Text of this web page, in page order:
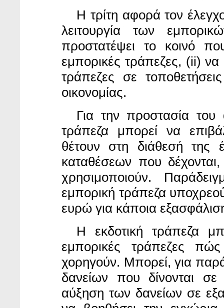
Η τρίτη αφορά τον
λειτουργία των
προστατέψει το κοινό
εμπορικές τράπεζες, (ii)
τράπεζες σε
οικονομίας.
Για την προστασίατου
τράπεζα μπορεί να
θέτουν στη διάθεσή της
καταθέσεων που
χρησιμοποιούν.
εμπορική τράπεζα
ευρώ για κάποια
Η εκδοτική τράπεζα
εμπορικές τράπεζες
χορηγούν. Μπορεί, για
δανείων που δίνονται
αύξηση των δανείων σε